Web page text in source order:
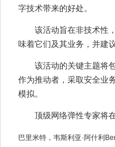
字技术带来的好处。
该活动旨在非技术性
味着它们及其业务，并建
该活动的关键主题将
作为推动者，采取安全业
模拟。
顶级网络弹性专家将
巴里米特，韦斯利亚·阿什利